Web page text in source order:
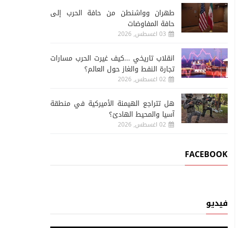
طهران وواشنطن من حافة الحرب إلى
حافة المفاوضات
03 اغسطس, 2026
انقلاب تاريخي ...كيف غيرت الحرب مسارات
تجارة النفط والغاز حول العالم؟
02 اغسطس, 2026
هل تتراجع الهيمنة الأميركية في منطقة
آسيا والمحيط الهادئ؟
02 اغسطس, 2026
FACEBOOK
فيديو